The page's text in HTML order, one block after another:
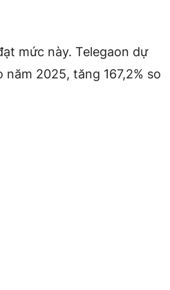
mức này. Telegaon dự
năm 2025, tăng 167,2% so